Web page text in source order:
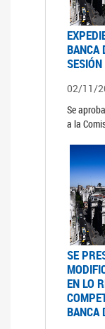
BANCA
02/11/
Se
a la
SE
EN LO
BANCA